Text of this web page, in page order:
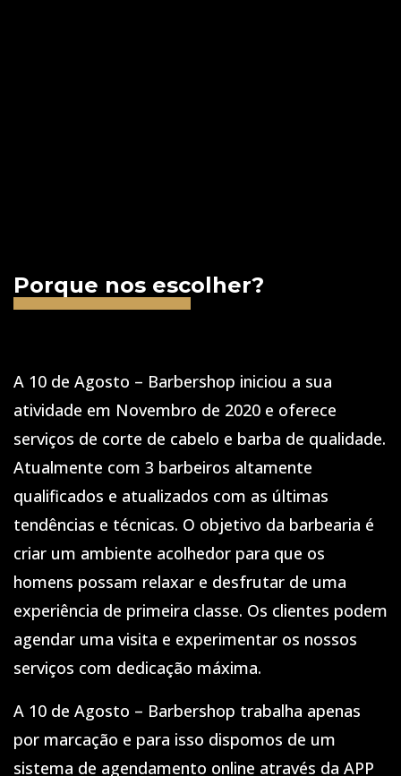
Porque nos escolher?
A 10 de Agosto – Barbershop iniciou a sua
atividade em Novembro de 2020 e oferece
serviços de corte de cabelo e barba de qualidade.
Atualmente com 3 barbeiros altamente
qualificados e atualizados com as últimas
tendências e técnicas. O objetivo da barbearia é
criar um ambiente acolhedor para que os
homens possam relaxar e desfrutar de uma
experiência de primeira classe. Os clientes podem
agendar uma visita e experimentar os nossos
serviços com dedicação máxima.
A 10 de Agosto – Barbershop trabalha apenas
por marcação e para isso dispomos de um
sistema de agendamento online através da APP